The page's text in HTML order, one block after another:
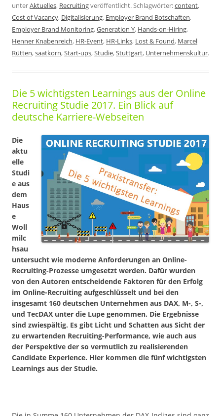
unterAktuelles, Recruitingveröffentlicht. Schlagwörter:content,
Cost of Vacancy, Digitalisierung, Employer Brand Botschaften,
Employer Brand Monitoring,Generation Y, Hands-on-Hiring,
Henner Knabenreich, HR-Event, HR-Links, Lost & Found, Marcel
Rütten,saatkorn,Start-ups,Studie,Stuttgart, Unternehmenskultur.
Die 5 wichtigsten Learnings aus der Online
Recruiting Studie 2017. Ein Blick auf
deutsche Karriere-Webseiten
Die
aktu
elle
Studi
e aus
dem
Haus
e
Woll
milc
hsau
untersucht wie moderne Anforderungen an Online-
Recruiting-Prozesse umgesetzt werden. Dafür wurden
von den Autoren entscheidende Faktoren für den Erfolg
im Online-Recruiting aufgeschlüsselt und bei den
insgesamt 160 deutschen Unternehmen aus DAX, M-, S-,
und TecDAX unter die Lupe genommen. Die Ergebnisse
sind zwiespältig. Es gibt Licht und Schatten aus Sicht der
zu erwartenden Recruiting-Performance, wie auch aus
der Perspektive der so vermutlich zu realisierenden
Candidate Experience. Hier kommen die fünf wichtigsten
Learnings aus der Studie.